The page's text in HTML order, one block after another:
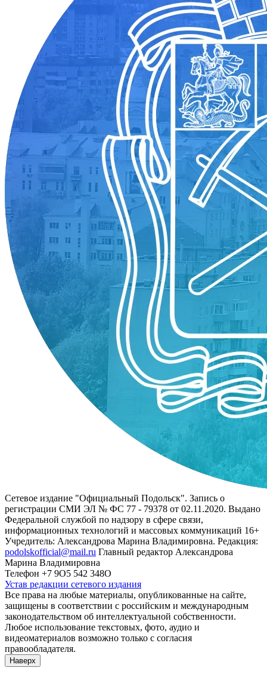
Сетевое издание "Официальный Подольск". Запись о
регистрации СМИ ЭЛ № ФС 77 - 79378 от 02.11.2020. Выдано
Федеральной службой по надзору в сфере связи,
информационных технологий и массовых коммуникаций 16+
Учредитель: Александрова Марина Владимировна. Редакция:
podolskofficial@mail.ru Главный редактор Александрова
Марина Владимировна
Телефон +7 9О5 542 348О
Устав редакции сетевого издания
Все права на любые материалы, опубликованные на сайте,
защищены в соответствии с российским и международным
законодательством об интеллектуальной собственности.
Любое использование текстовых, фото, аудио и
видеоматериалов возможно только с согласия
правообладателя.
Наверх